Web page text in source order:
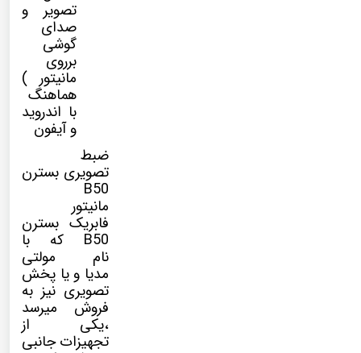
تصویر و
صدای
گوشی
برروی
مانیتور )
هماهنگ
با اندروید
و آیفون
ضبط
تصویری بسترن
B50
مانیتور
فابریک بسترن
B50 که با
نام مولتی
مدیا و یا پخش
تصویری نیز به
فروش میرسد
،یکی از
تجهیزات جانبی